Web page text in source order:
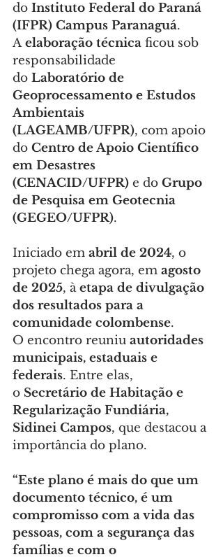
do Instituto Federal do Paraná
(IFPR) Campus Paranaguá.
A elaboração técnica ficou sob
responsabilidade
do Laboratório de
Geoprocessamento e Estudos
Ambientais
(LAGEAMB/UFPR), com apoio
do Centro de Apoio Científico
em Desastres
(CENACID/UFPR) e do Grupo
de Pesquisa em Geotecnia
(GEGEO/UFPR).
Iniciado em abril de 2024, o
projeto chega agora, em agosto
de 2025, à etapa de divulgação
dos resultados para a
comunidade colombense.
O encontro reuniu autoridades
municipais, estaduais e
federais. Entre elas,
o Secretário de Habitação e
Regularização Fundiária,
Sidinei Campos, que destacou a
importância do plano.
“Este plano é mais do que um
documento técnico, é um
compromisso com a vida das
pessoas, com a segurança das
famílias e com o